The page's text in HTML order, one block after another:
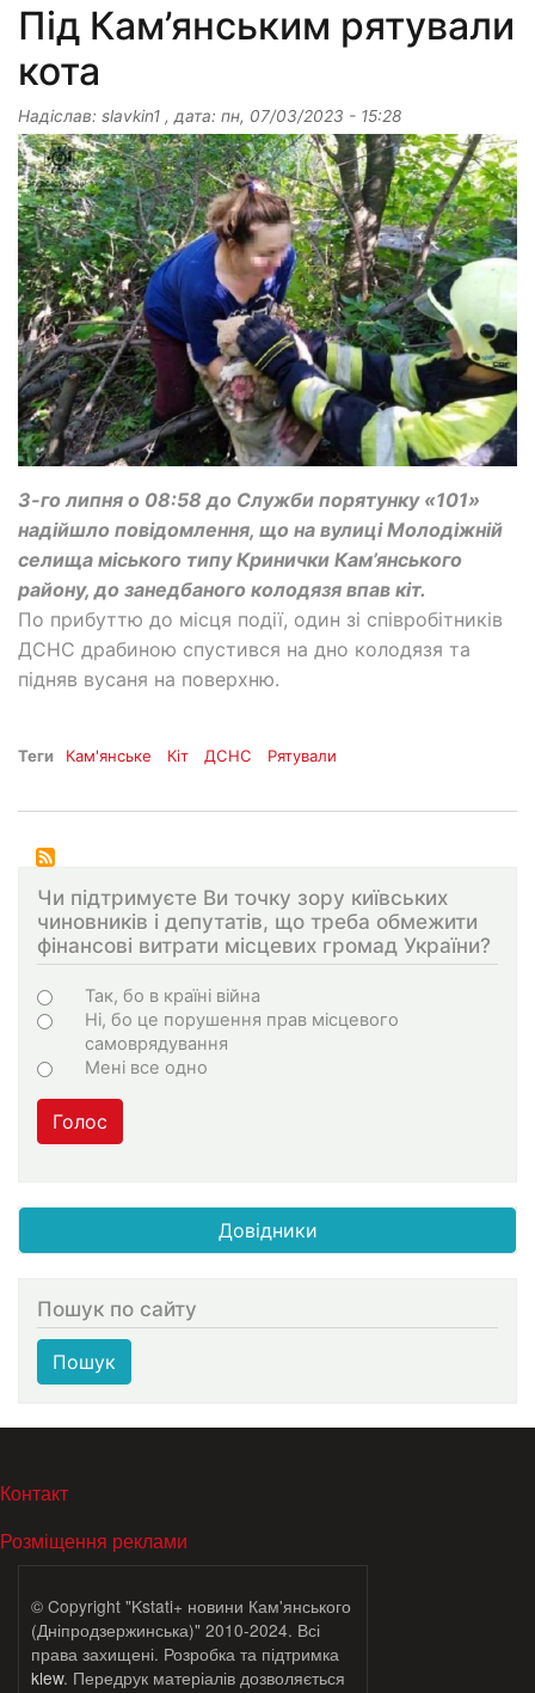
Під Кам’янським рятували
кота
Надіслав: slavkin1 , дата: пн, 07/03/2023 - 15:28
3-го липня о 08:58 до Служби порятунку «101»
надійшло повідомлення, що на вулиці Молодіжній
селища міського типу Кринички Кам’янського
району, до занедбаного колодязя впав кіт.
По прибуттю до місця події, один зі співробітників
ДСНС драбиною спустився на дно колодязя та
підняв вусаня на поверхню.
Теги Кам'янське Кіт ДСНС Рятували
Чи підтримуєте Ви точку зору київських
чиновників і депутатів, що треба обмежити
фінансові витрати місцевих громад України?
Варіанти
Так, бо в країні війна
Ні, бо це порушення прав місцевого
самоврядування
Мені все одно
Голос
Довідники
Пошук по сайту
Пошук
МЕНЮ В ПОДВАЛЕ
Контакт
Розміщення реклами
© Copyright "Kstati+ новини Кам'янського
(Дніпродзержинська)" 2010-2024. Всі
права захищені. Розробка та підтримка
klew. Передрук матеріалів дозволяється